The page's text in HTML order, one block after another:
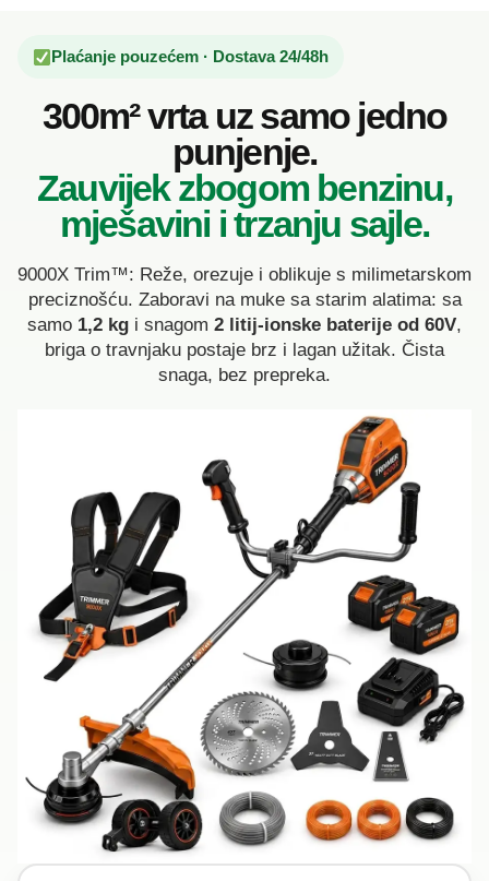
Plaćanje pouzećem · Dostava 24/48h
300m² vrta uz samo jedno
punjenje.
Zauvijek zbogom benzinu,
mješavini i trzanju sajle.
9000X Trim™: Reže, orezuje i oblikuje s milimetarskom
preciznošću. Zaboravi na muke sa starim alatima: sa
samo 1,2 kg i snagom 2 litij-ionske baterije od 60V,
briga o travnjaku postaje brz i lagan užitak. Čista
snaga, bez prepreka.